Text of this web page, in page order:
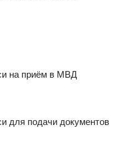
на приём в МВД
для подачи документов